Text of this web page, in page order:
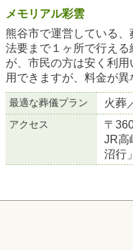
メモリアル彩雲
熊谷市で運営している
法要まで１ヶ所で行え
が、市民の方は安く利
用できますが、料金が
最適な葬儀プラン 火葬
アクセス
〒
JR高
沼行